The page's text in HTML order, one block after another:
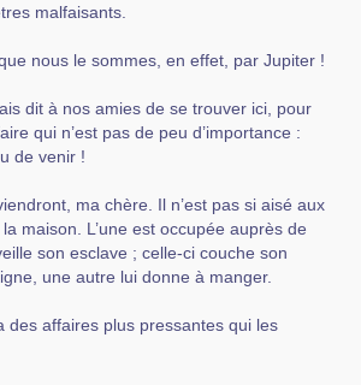
malfaisants.
que nous le sommes, en effet, par Jupiter !
dit à nos amies de se trouver ici, pour
qui n’est pas de peu d’importance :
de venir !
ma chère. Il n’est pas si aisé aux
maison. L’une est occupée auprès de
son esclave ; celle-ci couche son
une autre lui donne à manger.
des affaires plus pressantes qui les